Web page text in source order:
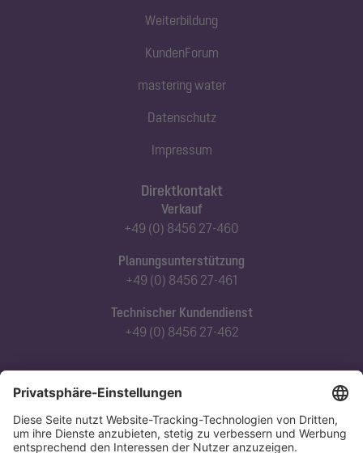
Direktkontakt
Verkauf
+49 (0) 8456 27-460
Planungsunterstützung
+49 (0) 8456 27-461
Technischer Kundendienst
+49 (0) 8456 27-462
Abonnieren Sie unseren Newsletter
Jetzt anmelden
Weiterbildung
KundenForum
mastering water
Datenschutz
Impressum